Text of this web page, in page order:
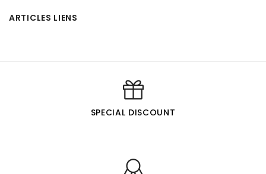
ARTICLES LIENS
SPECIAL DISCOUNT